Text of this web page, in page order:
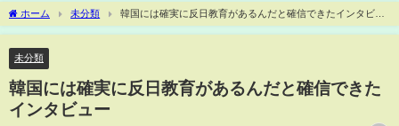
ホーム 未分類
韓国には確実に反日教育があるんだと確信できたインタビュ
ー
未分類
韓国には確実に反日教育があるんだと確信できた
インタビュー